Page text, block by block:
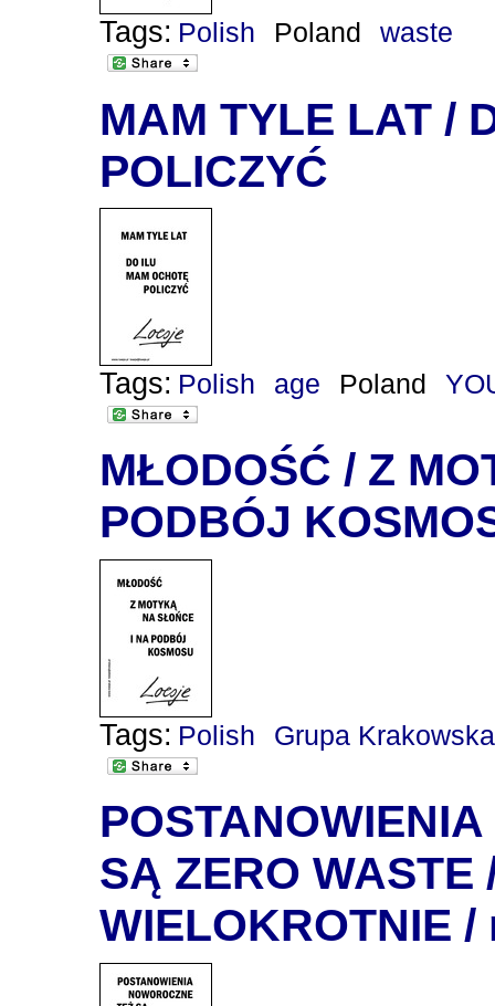
Tags: Polish Poland waste
MAM TYLE LAT /
POLICZYĆ
Tags: Polish age Poland
MŁODOŚĆ / Z
PODBÓJ
Tags: Polish Grupa Krakowska
SĄ ZERO WASTE
WIELOKROTNIE